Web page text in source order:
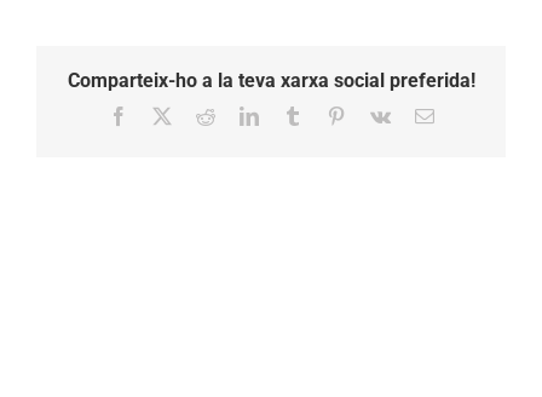
Comparteix-ho a la teva xarxa social preferida!
Facebook RedditLinkedInTumblr Pinterest
Vk Email: